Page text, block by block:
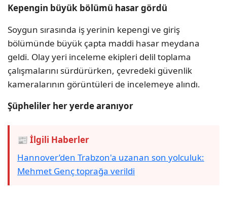
Kepengin büyük bölümü hasar gördü
Soygun sırasında iş yerinin kepengi ve giriş
bölümünde büyük çapta maddi hasar meydana
geldi. Olay yeri inceleme ekipleri delil toplama
çalışmalarını sürdürürken, çevredeki güvenlik
kameralarının görüntüleri de incelemeye alındı.
Şüpheliler her yerde aranıyor
📰 İlgili Haberler
Hannover’den Trabzon'a uzanan son yolculuk:
Mehmet Genç toprağa verildi